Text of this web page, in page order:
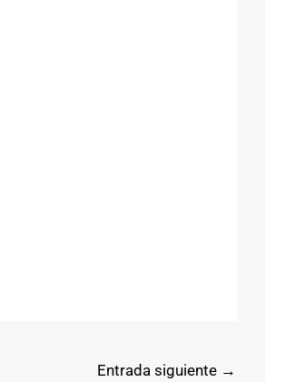
Entrada siguiente →